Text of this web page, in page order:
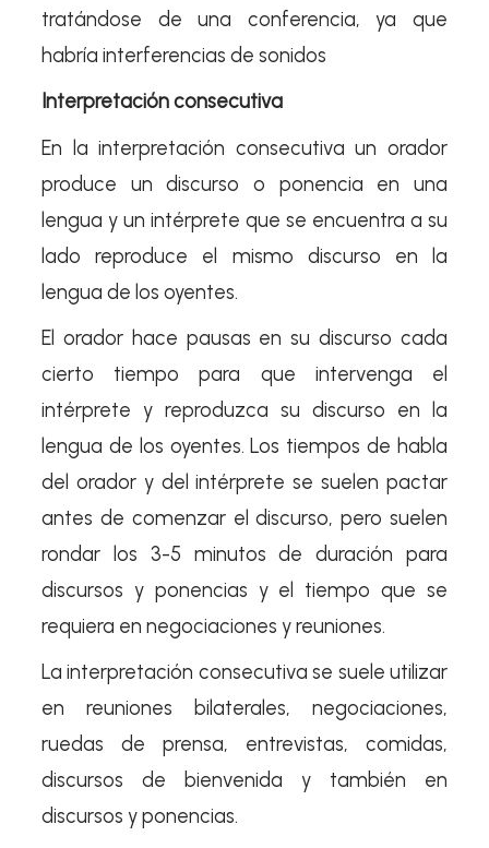
tratándose de una conferencia, ya que
habría interferencias de sonidos
Interpretación consecutiva
En la interpretación consecutiva un orador
produce un discurso o ponencia en una
lengua y un intérprete que se encuentra a su
lado reproduce el mismo discurso en la
lengua de los oyentes.
El orador hace pausas en su discurso cada
cierto tiempo para que intervenga el
intérprete y reproduzca su discurso en la
lengua de los oyentes. Los tiempos de habla
del orador y del intérprete se suelen pactar
antes de comenzar el discurso, pero suelen
rondar los 3-5 minutos de duración para
discursos y ponencias y el tiempo que se
requiera en negociaciones y reuniones.
La interpretación consecutiva se suele utilizar
en reuniones bilaterales, negociaciones,
ruedas de prensa, entrevistas, comidas,
discursos de bienvenida y también en
discursos y ponencias.